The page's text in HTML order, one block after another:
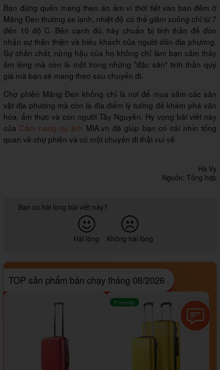
Bạn đừng quên mang theo áo ấm vì thời tiết vào ban đêm ở
Măng Đen thường se lạnh, nhiệt độ có thể giảm xuống chỉ từ 7
đến 10 độ C. Bên cạnh đó, hãy chuẩn bị tinh thần để đón
nhận sự thân thiện và hiếu khách của người dân địa phương.
Sự chân chất, nồng hậu của họ không chỉ làm bạn cảm thấy
ấm lòng mà còn là một trong những "đặc sản" tinh thần quý
giá mà bạn sẽ mang theo sau chuyến đi.
Chợ phiên Măng Đen không chỉ là nơi để mua sắm các sản
vật địa phương mà còn là địa điểm lý tưởng để khám phá văn
hóa, ẩm thực và con người Tây Nguyên. Hy vọng bài viết này
của Cẩm nang du lịch MIA.vn đã giúp bạn có cái nhìn tổng
quan về chợ phiên và có một chuyến đi thật vui vẻ.
Hà Vy
Nguồn: Tổng hợp
Bạn có hài lòng bài viết này?
Hài lòng Không hài lòng
TOP sản phẩm bán chạy tháng 08/2026
Freeship